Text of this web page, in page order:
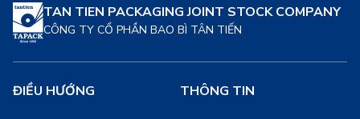
TAN TIEN PACKAGING JOINT STOCK COMPANY
CÔNG TY CỔ PHẦN BAO BÌ TÂN TIẾN
ĐIỀU HƯỚNG THÔNG TIN